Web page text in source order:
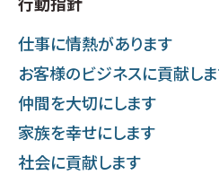
行動指針
仕事に情熱があります
お客様のビジネスに貢献し
仲間を大切にします
家族を幸せにします
社会に貢献します